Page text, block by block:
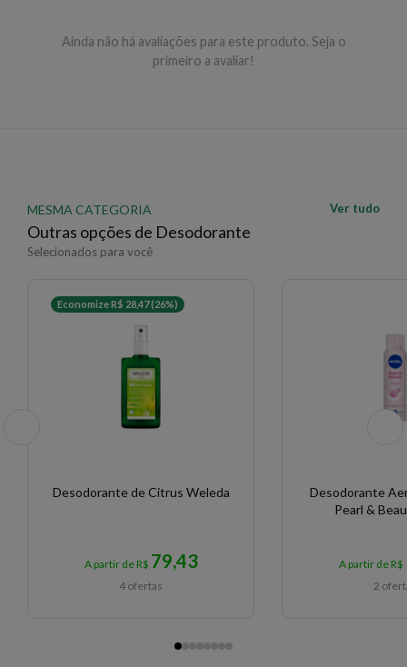
EAN: 3337871320362 - 293
Ainda não há avaliações para este produto. Seja o
primeiro a avaliar!
MESMA CATEGORIA
Outras opções de Desodorante
Selecionados para você
Ver tudo
Economize R$ 28,47 (26%)
Desodorante de Citrus Weleda
A partir de R$ 79,43
4 ofertas
Desodorante
Pearl &
A partir de R$
2